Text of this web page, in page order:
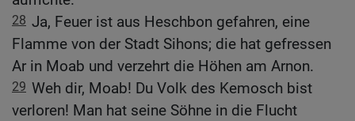
28 Ja, Feuer ist aus Heschbon gefahren, eine
Flamme von der Stadt Sihons; die hat gefressen
Ar in Moab und verzehrt die Höhen am Arnon.
29 Weh dir, Moab! Du Volk des Kemosch bist
verloren! Man hat seine Söhne in die Flucht